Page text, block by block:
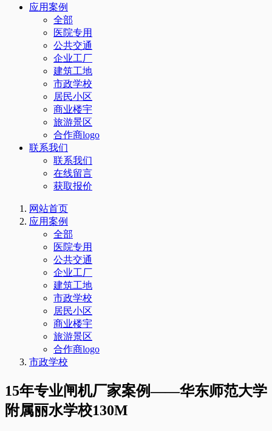
应用案例
全部
医院专用
公共交通
企业工厂
建筑工地
市政学校
居民小区
商业楼宇
旅游景区
合作商logo
联系我们
联系我们
在线留言
获取报价
网站首页
应用案例
全部
医院专用
公共交通
企业工厂
建筑工地
市政学校
居民小区
商业楼宇
旅游景区
合作商logo
市政学校
15年专业闸机厂家案例——华东师范大学
附属丽水学校130M